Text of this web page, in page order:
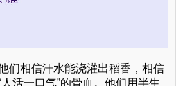
们相信汗水能浇灌出稻香，相信
活一口气”的骨血。他们用半生